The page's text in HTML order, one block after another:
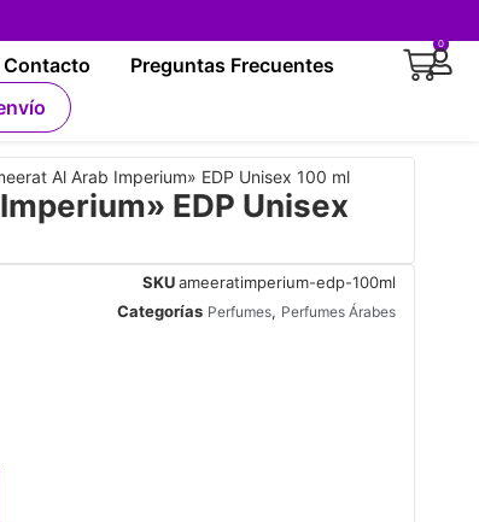
Contacto
Preguntas Frecuentes
0
Al Arab Imperium» EDP Unisex 100 ml
EDP Unisex
SKUameeratimperium-edp-100ml
Categorías Perfumes, Perfumes Árabes